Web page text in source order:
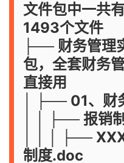
文件包中一共
1493个文件
├── 财务管理
包，全套财务
直接用
│ ├── 01、财
│ │ ├── 报销
│ │ │ ├──
制度.doc